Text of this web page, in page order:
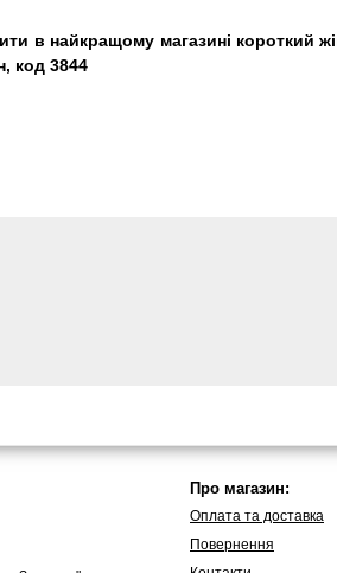
в найкращому магазині короткий
код 3844
Про магазин:
Оплата та доставка
Повернення